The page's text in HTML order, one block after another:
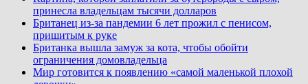
принесла владельцам тысячи долларов
Британец из-за пандемии 6 лет прожил с пенисом,
пришитым к руке
Британка вышла замуж за кота, чтобы обойти
ограничения домовладельца
Мир готовится к появлению «самой маленькой плохой